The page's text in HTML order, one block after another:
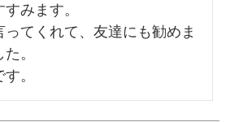
みます。
てくれて、友達にも勧めま
。
。